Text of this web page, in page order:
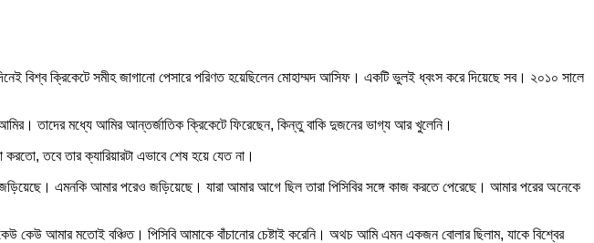
বিশ্ব ক্রিকেটে সমীহ জাগানো পেসারে পরিণত হয়েছিলেন মোহাম্মদ আসিফ। একটি ভুলই ধ্বংস করে দিয়েছে সব। ২০১০ সালে
তাদের মধ্যে আমির আন্তর্জাতিক ক্রিকেটে ফিরেছেন, কিন্তু বাকি দুজনের ভাগ্য আর খুলেনি।
তবে তার ক্যারিয়ারটা এভাবে শেষ হয়ে যেত না।
এমনকি আমার পরেও জড়িয়েছে। যারা আমার আগে ছিল তারা পিসিবির সঙ্গে কাজ করতে পেরেছে। আমার পরের অনেকে
কেউ আমার মতোই বঞ্চিত। পিসিবি আমাকে বাঁচানোর চেষ্টাই করেনি। অথচ আমি এমন একজন বোলার ছিলাম, যাকে বিশ্বের